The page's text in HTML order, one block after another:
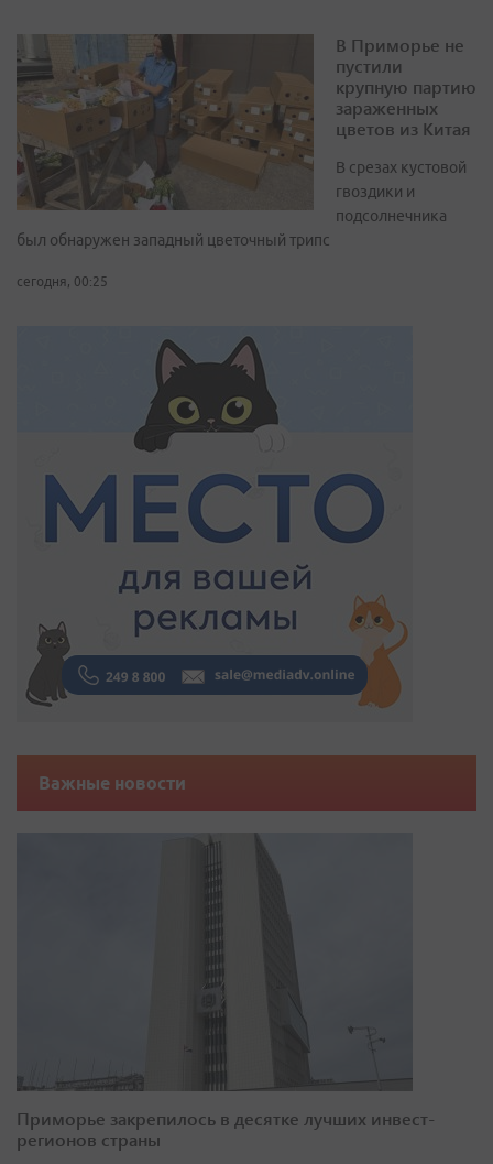
В Приморье не
пустили
крупную партию
зараженных
цветов из Китая
В срезах кустовой
гвоздики и
подсолнечника
был обнаружен западный цветочный трипс
сегодня, 00:25
Важные новости
Приморье закрепилось в десятке лучших инвест-
регионов страны